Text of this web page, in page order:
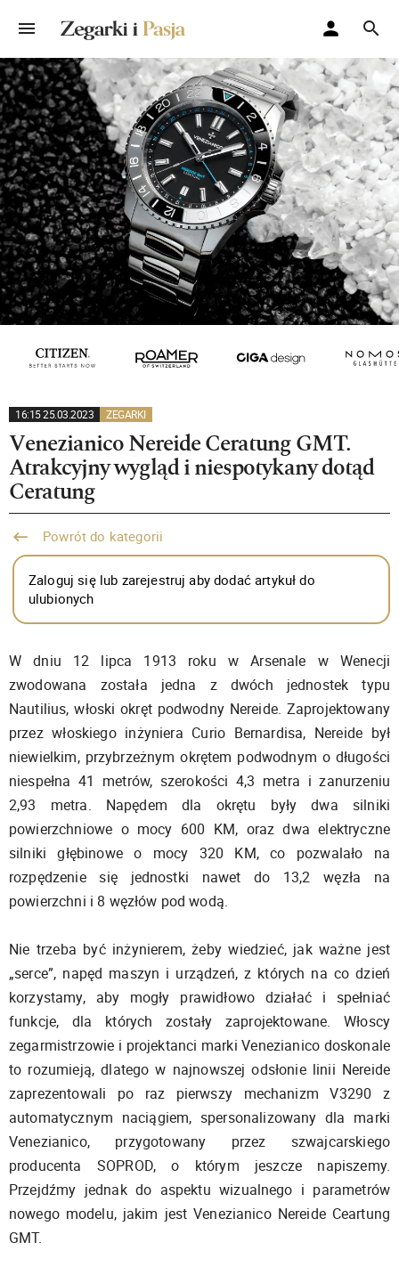
16:15 25.03.2023 ZEGARKI
Venezianico Nereide Ceratung GMT.
Atrakcyjny wygląd i niespotykany dotąd
Ceratung
Powrót do kategorii
Zaloguj się lub zarejestruj aby dodać artykuł do
ulubionych
W dniu 12 lipca 1913 roku w Arsenale w Wenecji
zwodowana została jedna z dwóch jednostek typu
Nautilius, włoski okręt podwodny Nereide. Zaprojektowany
przez włoskiego inżyniera Curio Bernardisa, Nereide był
niewielkim, przybrzeżnym okrętem podwodnym o długości
niespełna 41 metrów, szerokości 4,3 metra i zanurzeniu
2,93 metra. Napędem dla okrętu były dwa silniki
powierzchniowe o mocy 600 KM, oraz dwa elektryczne
silniki głębinowe o mocy 320 KM, co pozwalało na
rozpędzenie się jednostki nawet do 13,2 węzła na
powierzchni i 8 węzłów pod wodą.
Nie trzeba być inżynierem, żeby wiedzieć, jak ważne jest
„serce”, napęd maszyn i urządzeń, z których na co dzień
korzystamy, aby mogły prawidłowo działać i spełniać
funkcje, dla których zostały zaprojektowane. Włoscy
zegarmistrzowie i projektanci marki Venezianico doskonale
to rozumieją, dlatego w najnowszej odsłonie linii Nereide
zaprezentowali po raz pierwszy mechanizm V3290 z
automatycznym naciągiem, spersonalizowany dla marki
Venezianico, przygotowany przez szwajcarskiego
producenta SOPROD, o którym jeszcze napiszemy.
Przejdźmy jednak do aspektu wizualnego i parametrów
nowego modelu, jakim jest Venezianico Nereide Ceartung
GMT.